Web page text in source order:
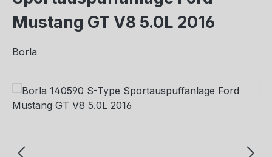
Mustang GT V8 5.0L 2016
Borla
Bildergalerie überspringen